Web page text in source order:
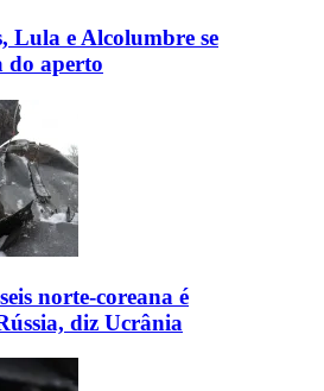
Lula e Alcolumbre se
do aperto
norte-coreana é
diz Ucrânia